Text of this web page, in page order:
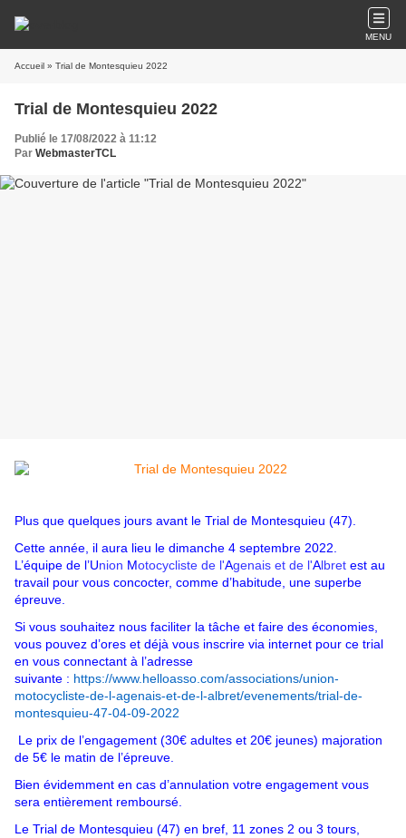
MENU
Accueil » Trial de Montesquieu 2022
Trial de Montesquieu 2022
Publié le 17/08/2022 à 11:12
Par WebmasterTCL
Plus que quelques jours avant le Trial de Montesquieu (47).
Cette année, il aura lieu le dimanche 4 septembre 2022.
L’équipe de l’Union Motocycliste de l'Agenais et de l'Albret est au
travail pour vous concocter, comme d’habitude, une superbe
épreuve.
Si vous souhaitez nous faciliter la tâche et faire des économies,
vous pouvez d’ores et déjà vous inscrire via internet pour ce trial
en vous connectant à l’adresse
suivante : https://www.helloasso.com/associations/union-
motocycliste-de-l-agenais-et-de-l-albret/evenements/trial-de-
montesquieu-47-04-09-2022
Le prix de l’engagement (30€ adultes et 20€ jeunes) majoration
de 5€ le matin de l’épreuve.
Bien évidemment en cas d’annulation votre engagement vous
sera entièrement remboursé.
Le Trial de Montesquieu (47) en bref, 11 zones 2 ou 3 tours,